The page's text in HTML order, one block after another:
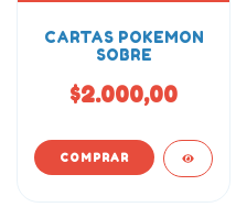
CARTAS POKEMON
SOBRE
$2.000,00